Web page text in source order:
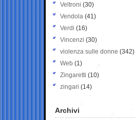
Veltroni (30)
Vendola (41)
Verdi (16)
Vincenzi (30)
violenza sulle donne (342)
Web (1)
Zingaretti (10)
zingari (14)
Archivi